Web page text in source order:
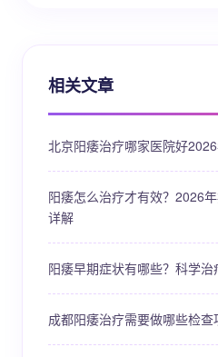
相关文章
北京阳痿治疗哪家医院好
阳痿怎么治疗才有效？2026
详解
阳痿早期症状有哪些？科学
成都阳痿治疗需要做哪些检